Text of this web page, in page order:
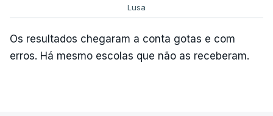
Lusa
Os resultados chegaram a conta gotas e com
erros. Há mesmo escolas que não as receberam.